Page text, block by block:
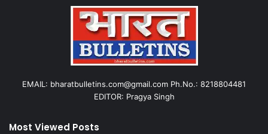
EMAIL: bharatbulletins.com@gmail.com Ph.No.: 8218804481
EDITOR: Pragya Singh
Most Viewed Posts